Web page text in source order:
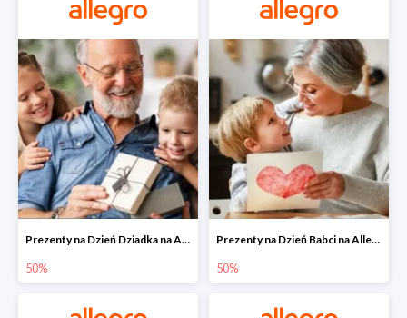
Prezenty na Dzień Dziadka na Allegro do -50%
50%
Prezenty na Dzień Babci na Allegro do -50%
50%